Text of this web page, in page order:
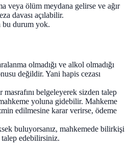
veya ölüm meydana gelirse ve ağır
davası açılabilir.
bu durum yok.
olmadığı ve alkol olmadığı
değildir. Yani hapis cezası
masrafını belgeleyerek sizden talep
yoluna gidebilir. Mahkeme
edilmesine karar verirse, ödeme
buluyorsanız, mahkemede bilirkişi
talep edebilirsiniz.